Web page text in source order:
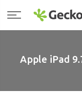
Inhalt
springen
Apple iPad